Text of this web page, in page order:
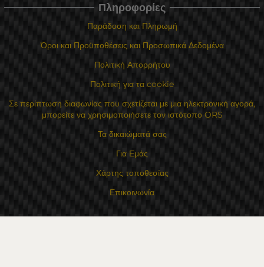
Πληροφορίες
Παράδοση και Πληρωμή
Όροι και Προϋποθέσεις και Προσωπικά Δεδομένα
Πολιτική Απορρήτου
Πολιτική για τα cookie
Σε περίπτωση διαφωνίας που σχετίζεται με μια ηλεκτρονική αγορά,
μπορείτε να χρησιμοποιήσετε τον ιστότοπο ORS
Τα δικαιώματά σας
Για Εμάς
Χάρτης τοποθεσίας
Επικοινωνία